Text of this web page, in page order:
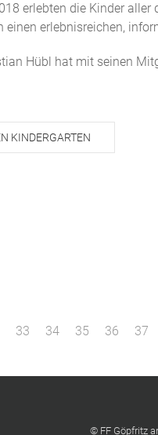
erlebten die Kinder
einen erlebnisreichen,
Hübl hat mit seinen
KINDERGARTEN
33 34 35 36 37
© FF Göpfritz